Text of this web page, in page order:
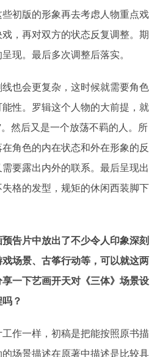
初版的形象再去考虑人物重点戏
，再对双方的状态反复调整。期
现。最后多次调整后落实。
也会更复杂，这时候就需要角色
性。罗辑这个人物的大前提，就
然后又是一个放荡不羁的人。所
角色的内在状态和外在形象的反
要露出内外的联系。最后呈现出
格的发型，规矩的休闲西装脚下
告片中放出了不少令人印象深刻
场景、古筝行动等，可以就这两
一下艺画开天对《三体》场景设
？
作一样，初稿是把能按照原书描
场景描述在原著中描述是比较具